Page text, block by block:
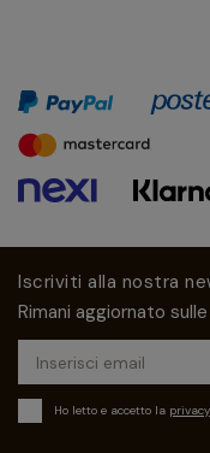
Iscriviti alla nostra
Rimani aggiornato
Ho letto e accetto la